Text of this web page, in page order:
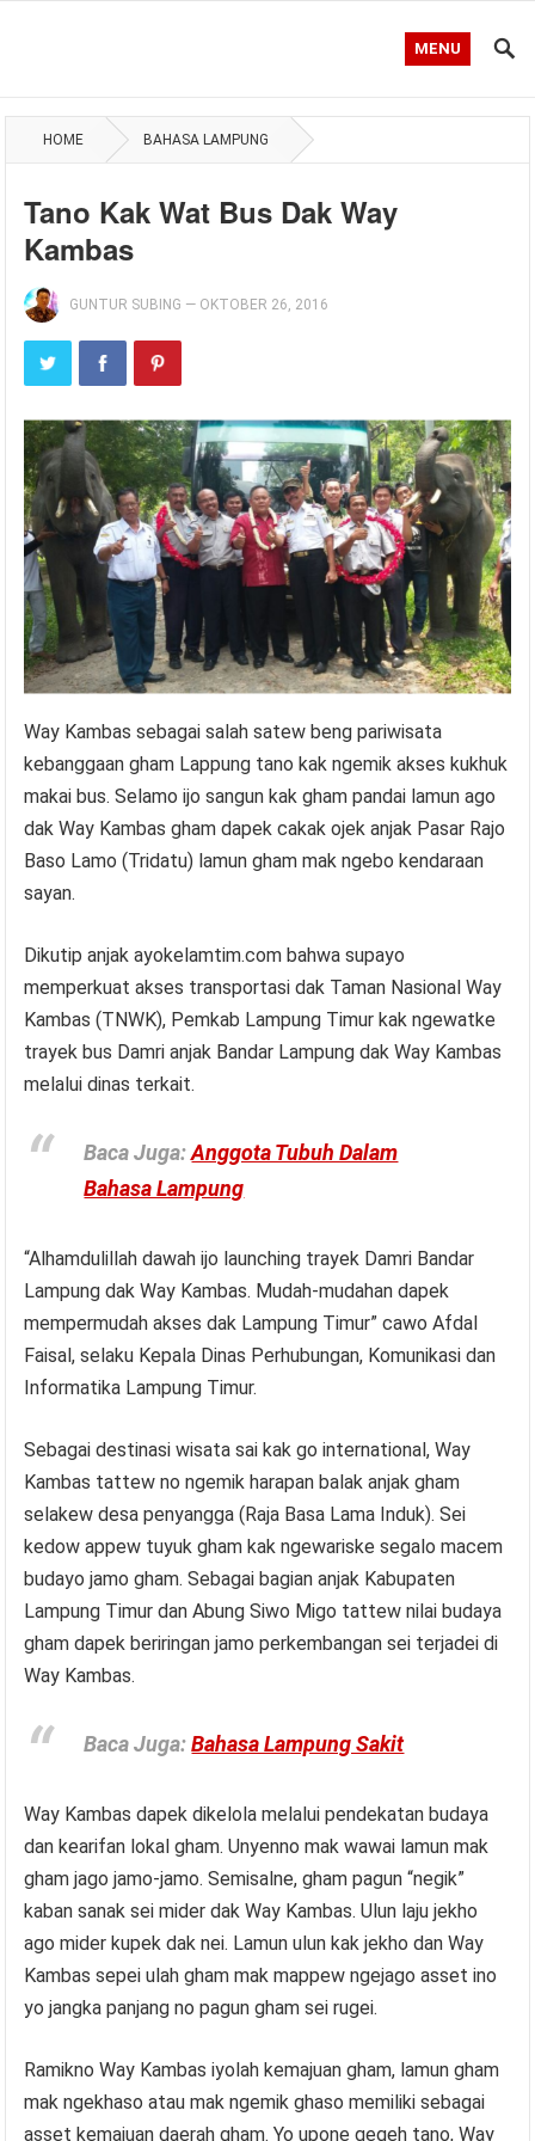
MENU
HOME BAHASA LAMPUNG
Tano Kak Wat Bus Dak Way
Kambas
GUNTUR SUBING — OKTOBER 26, 2016
Way Kambas sebagai salah satew beng pariwisata
kebanggaan gham Lappung tano kak ngemik akses kukhuk
makai bus. Selamo ijo sangun kak gham pandai lamun ago
dak Way Kambas gham dapek cakak ojek anjak Pasar Rajo
Baso Lamo (Tridatu) lamun gham mak ngebo kendaraan
sayan.
Dikutip anjak ayokelamtim.com bahwa supayo
memperkuat akses transportasi dak Taman Nasional Way
Kambas (TNWK), Pemkab Lampung Timur kak ngewatke
trayek bus Damri anjak Bandar Lampung dak Way Kambas
melalui dinas terkait.
Baca Juga:Anggota Tubuh Dalam
Bahasa Lampung
“Alhamdulillah dawah ijo launching trayek Damri Bandar
Lampung dak Way Kambas. Mudah-mudahan dapek
mempermudah akses dak Lampung Timur” cawo Afdal
Faisal, selaku Kepala Dinas Perhubungan, Komunikasi dan
Informatika Lampung Timur.
Sebagai destinasi wisata sai kak go international, Way
Kambas tattew no ngemik harapan balak anjak gham
selakew desa penyangga (Raja Basa Lama Induk). Sei
kedow appew tuyuk gham kak ngewariske segalo macem
budayo jamo gham. Sebagai bagian anjak Kabupaten
Lampung Timur dan Abung Siwo Migo tattew nilai budaya
gham dapek beriringan jamo perkembangan sei terjadei di
Way Kambas.
Baca Juga:Bahasa Lampung Sakit
Way Kambas dapek dikelola melalui pendekatan budaya
dan kearifan lokal gham. Unyenno mak wawai lamun mak
gham jago jamo-jamo. Semisalne, gham pagun “negik”
kaban sanak sei mider dak Way Kambas. Ulun laju jekho
ago mider kupek dak nei. Lamun ulun kak jekho dan Way
Kambas sepei ulah gham mak mappew ngejago asset ino
yo jangka panjang no pagun gham sei rugei.
Ramikno Way Kambas iyolah kemajuan gham, lamun gham
mak ngekhaso atau mak ngemik ghaso memiliki sebagai
asset kemajuan daerah gham. Yo upone gegeh tano, Way